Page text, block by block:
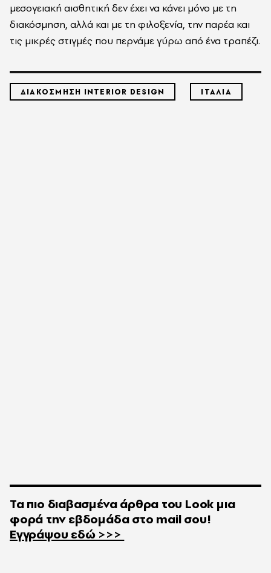
μεσογειακή αισθητική δεν έχει να κάνει μόνο με τη
διακόσμηση, αλλά και με τη φιλοξενία, την παρέα και
τις μικρές στιγμές που περνάμε γύρω από ένα τραπέζι.
ΔΙΑΚΟΣΜΗΣΗ INTERIOR DESIGN ΙΤΑΛΙΑ
Τα πιο διαβασμένα άρθρα του Look μια
φορά την εβδομάδα στο mailσου!
Εγγράψου εδώ >>>